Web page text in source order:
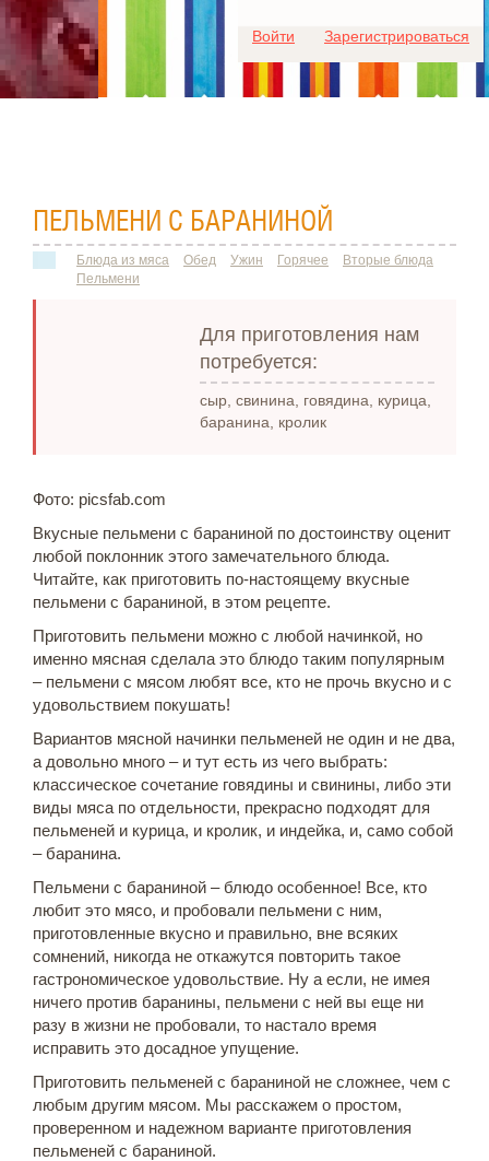
Войти Зарегистрироваться
ПЕЛЬМЕНИ С БАРАНИНОЙ
Блюда из мяса Обед Ужин Горячее
Вторые блюда
Пельмени
Для приготовления нам
потребуется:
сыр, свинина, говядина, курица,
баранина, кролик
Фото: picsfab.com
Вкусные пельмени с бараниной по достоинству оценит
любой поклонник этого замечательного блюда.
Читайте, как приготовить по-настоящему вкусные
пельмени с бараниной, в этом рецепте.
Приготовить пельмени можно с любой начинкой, но
именно мясная сделала это блюдо таким популярным
– пельмени с мясом любят все, кто не прочь вкусно и с
удовольствием покушать!
Вариантов мясной начинки пельменей не один и не два,
а довольно много – и тут есть из чего выбрать:
классическое сочетание говядины и свинины, либо эти
виды мяса по отдельности, прекрасно подходят для
пельменей и курица, и кролик, и индейка, и, само собой
– баранина.
Пельмени с бараниной – блюдо особенное! Все, кто
любит это мясо, и пробовали пельмени с ним,
приготовленные вкусно и правильно, вне всяких
сомнений, никогда не откажутся повторить такое
гастрономическое удовольствие. Ну а если, не имея
ничего против баранины, пельмени с ней вы еще ни
разу в жизни не пробовали, то настало время
исправить это досадное упущение.
Приготовить пельменей с бараниной не сложнее, чем с
любым другим мясом. Мы расскажем о простом,
проверенном и надежном варианте приготовления
пельменей с бараниной.
Для любых предложений по